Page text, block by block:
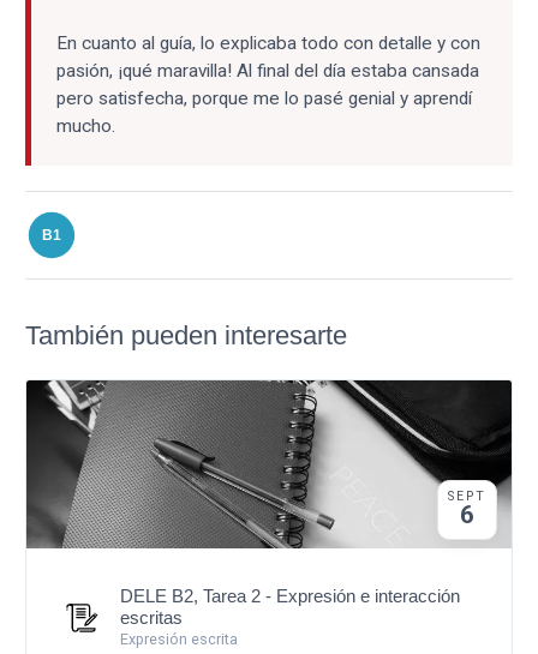
En cuanto al guía, lo explicaba todo con detalle y con
pasión, ¡qué maravilla! Al final del día estaba cansada
pero satisfecha, porque me lo pasé genial y aprendí
mucho.
B1
También pueden interesarte
SEPT
6
DELE B2, Tarea 2 - Expresión e interacción
escritas
Expresión escrita